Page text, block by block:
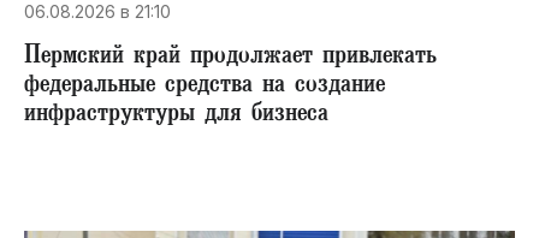
06.08.2026 в 21:10
Пермский край продолжает привлекать
федеральные средства на создание
инфраструктуры для бизнеса